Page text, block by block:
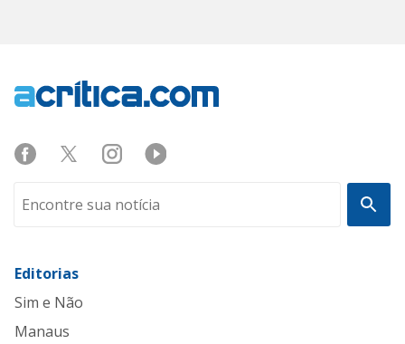
Editorias
Sim e Não
Manaus